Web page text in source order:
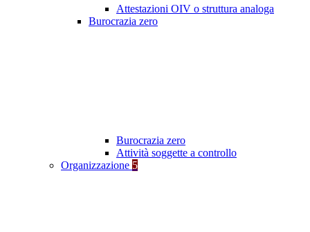
Attestazioni OIV o struttura analoga
Burocrazia zero
Burocrazia zero
Attività soggette a controllo
Organizzazione 5